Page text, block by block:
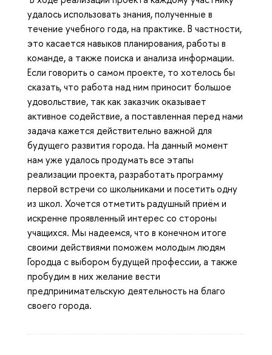
удалось использовать знания, полученные в
течение учебного года, на практике. В частности,
это касается навыков планирования, работы в
команде, а также поиска и анализа информации.
Если говорить о самом проекте, то хотелось бы
сказать, что работа над ним приносит большое
удовольствие, так как заказчик оказывает
активное содействие, а поставленная перед нами
задача кажется действительно важной для
будущего развития города. На данный момент
нам уже удалось продумать все этапы
реализации проекта, разработать программу
первой встречи со школьниками и посетить одну
из школ. Хочется отметить радушный приём и
искренне проявленный интерес со стороны
учащихся. Мы надеемся, что в конечном итоге
своими действиями поможем молодым людям
Городца с выбором будущей профессии, а также
пробудим в них желание вести
предпринимательскую деятельность на благо
своего города.